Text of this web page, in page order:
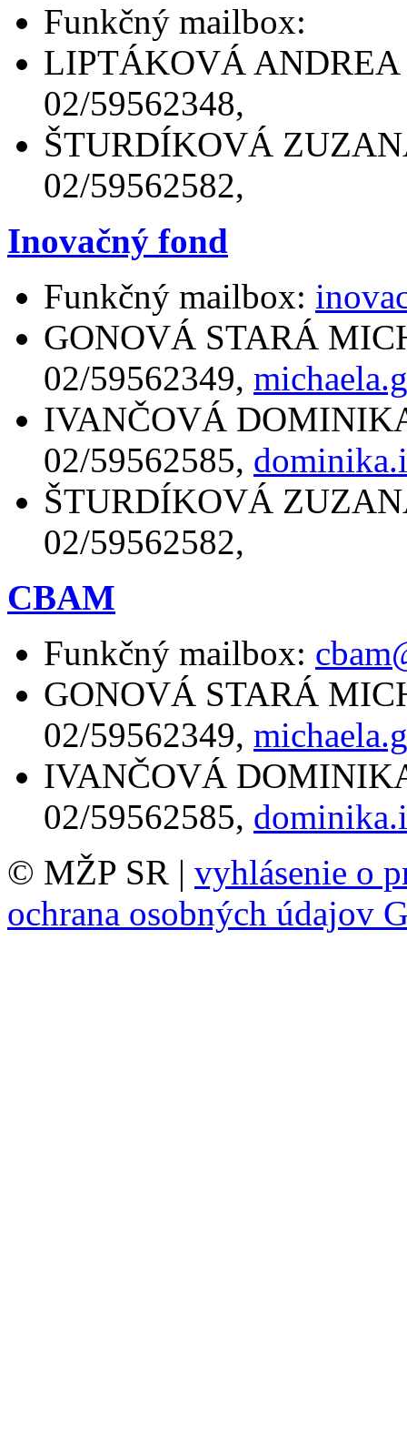
Funkčný mailbox:
LIPTÁKOVÁ ANDREA
02/59562348,
ŠTURDÍKOVÁ
02/59562582,
Inovačný fond
Funkčný mailbox:
GONOVÁ STARÁ
02/59562349,
IVANČOVÁ
02/59562585,
ŠTURDÍKOVÁ
02/59562582,
CBAM
Funkčný mailbox:
GONOVÁ STARÁ
02/59562349,
IVANČOVÁ
02/59562585,
© MŽP SR | vyhlásenie o
ochrana osobných údajov